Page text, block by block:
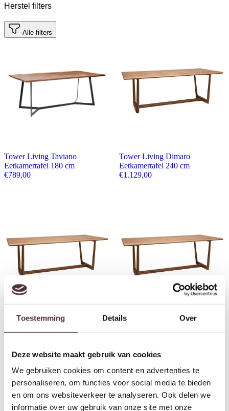
Toestemming Details Over
Deze website maakt gebruik van cookies
We gebruiken cookies om content en advertenties te
personaliseren, om functies voor social media te bieden
en om ons websiteverkeer te analyseren. Ook delen we
informatie over uw gebruik van onze site met onze
Herstel filters
Alle filters
Tower Living Taviano
Eetkamertafel 180 cm
€789,00
Tower Living Dimaro
Eetkamertafel 240 cm
€1.129,00
Tower Living Dimaro
Eetkamertafel 220 cm
Tower Living Dimaro
Eetkamertafel 200 cm